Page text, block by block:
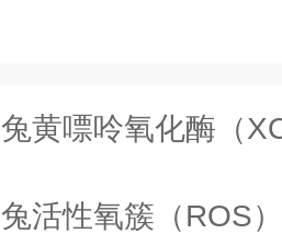
兔黄嘌呤氧化酶（XOD
兔活性氧簇（ROS）